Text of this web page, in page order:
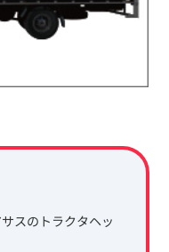
スのトラクタヘッ